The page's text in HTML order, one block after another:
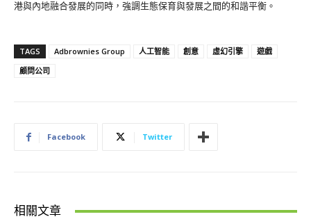
港與內地融合發展的同時，強調生態保育與發展之間的和諧平衡。
TAGS Adbrownies Group 人工智能 創意 虛幻引擎
遊戲
顧問公司
Facebook Twitter
相關文章